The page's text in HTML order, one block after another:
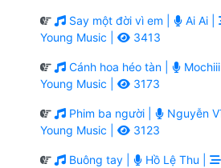
Say một đời vì em | Ai Ai |
Young Music |
3413
Cánh hoa héo tàn | Mochiii
Young Music |
3173
Phim ba người | Nguyễn
Young Music |
3123
Buông tay | Hồ Lệ Thu |